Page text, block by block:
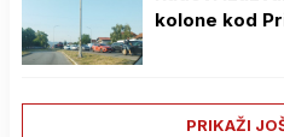
kolone kod
PRIKAŽI